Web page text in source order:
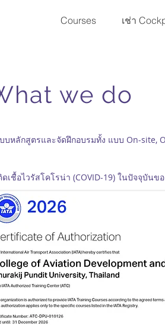
Courses เช่า
we do
ลักสูตรและจัดฝึกอบรมทั้ง แบบ On-site,
ไวรัสโคโรน่า (COVID-19) ในปัจจุบันขอ
สถานที่ทำงานกับเรา ซึ่งอาจเพิ่มความเสี่ยง
รลดการแพร่กระจายของเชื้อไวรัส